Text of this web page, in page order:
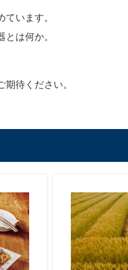
います。
は何か。
待ください。